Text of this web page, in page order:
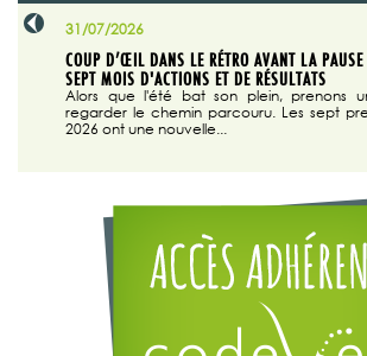
Jusqu'au 16/03/2025 à 00:00
31/07/2026
COUP D’ŒIL DANS LE RÉTRO AVANT LA
SEPT MOIS D'ACTIONS ET DE RÉSULTATS
Alors que l'été bat son plein, prenons
regarder le chemin parcouru. Les sept
2026 ont une nouvelle...